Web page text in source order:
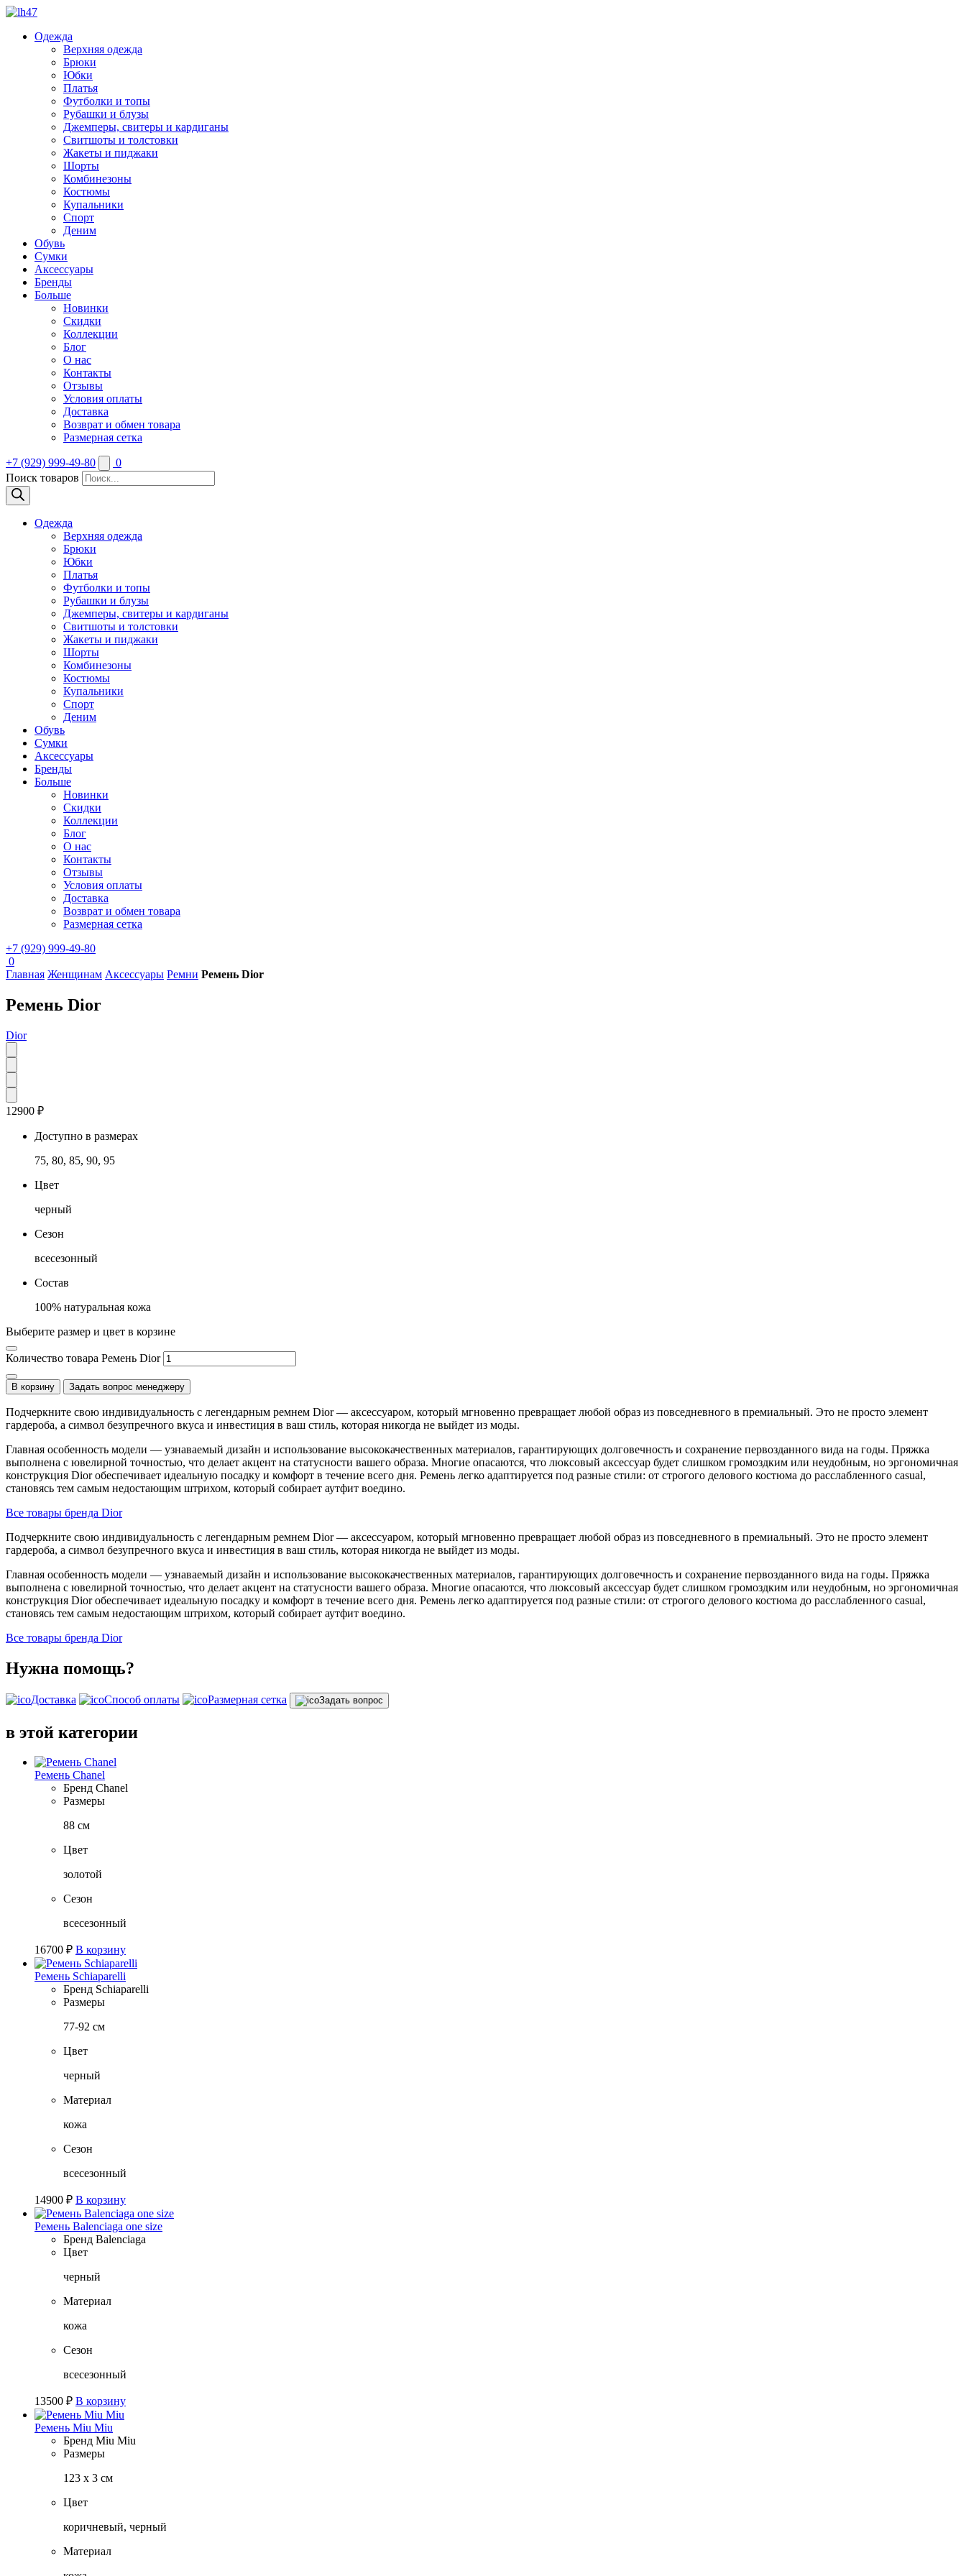
Одежда
Верхняя одежда
Брюки
Юбки
Платья
Футболки и топы
Рубашки и блузы
Джемперы, свитеры и кардиганы
Свитшоты и толстовки
Жакеты и пиджаки
Шорты
Комбинезоны
Костюмы
Купальники
Спорт
Деним
Обувь
Сумки
Аксессуары
Бренды
Больше
Новинки
Скидки
Коллекции
Блог
О нас
Контакты
Отзывы
Условия оплаты
Доставка
Возврат и обмен товара
Размерная сетка
+7 (929) 999-49-80
0
Поиск товаров
Одежда
Верхняя одежда
Брюки
Юбки
Платья
Футболки и топы
Рубашки и блузы
Джемперы, свитеры и кардиганы
Свитшоты и толстовки
Жакеты и пиджаки
Шорты
Комбинезоны
Костюмы
Купальники
Спорт
Деним
Обувь
Сумки
Аксессуары
Бренды
Больше
Новинки
Скидки
Коллекции
Блог
О нас
Контакты
Отзывы
Условия оплаты
Доставка
Возврат и обмен товара
Размерная сетка
+7 (929) 999-49-80
0
Главная Женщинам Аксессуары Ремни Ремень Dior
Ремень Dior
Dior
12900 ₽
Доступно в размерах
75, 80, 85, 90, 95
Цвет
черный
Сезон
всесезонный
Состав
100% натуральная кожа
Выберите размер и цвет в корзине
Количество товара Ремень Dior
В корзину Задать вопрос менеджеру
Подчеркните свою индивидуальность с легендарным ремнем Dior — аксессуаром, который мгновенно превращает любой образ из повседневного в премиальный. Это не просто элемент
гардероба, а символ безупречного вкуса и инвестиция в ваш стиль, которая никогда не выйдет из моды.
Главная особенность модели — узнаваемый дизайн и использование высококачественных материалов, гарантирующих долговечность и сохранение первозданного вида на годы. Пряжка
выполнена с ювелирной точностью, что делает акцент на статусности вашего образа. Многие опасаются, что люксовый аксессуар будет слишком громоздким или неудобным, но эргономичная
конструкция Dior обеспечивает идеальную посадку и комфорт в течение всего дня. Ремень легко адаптируется под разные стили: от строгого делового костюма до расслабленного casual,
становясь тем самым недостающим штрихом, который собирает аутфит воедино.
Все товары бренда Dior
Подчеркните свою индивидуальность с легендарным ремнем Dior — аксессуаром, который мгновенно превращает любой образ из повседневного в премиальный. Это не просто элемент
гардероба, а символ безупречного вкуса и инвестиция в ваш стиль, которая никогда не выйдет из моды.
Главная особенность модели — узнаваемый дизайн и использование высококачественных материалов, гарантирующих долговечность и сохранение первозданного вида на годы. Пряжка
выполнена с ювелирной точностью, что делает акцент на статусности вашего образа. Многие опасаются, что люксовый аксессуар будет слишком громоздким или неудобным, но эргономичная
конструкция Dior обеспечивает идеальную посадку и комфорт в течение всего дня. Ремень легко адаптируется под разные стили: от строгого делового костюма до расслабленного casual,
становясь тем самым недостающим штрихом, который собирает аутфит воедино.
Все товары бренда Dior
Нужна помощь?
Доставка Способ оплаты Размерная сетка Задать вопрос
в этой категории
Ремень Chanel
Бренд Chanel
Размеры
88 см
Цвет
золотой
Сезон
всесезонный
16700 ₽ В корзину
Ремень Schiaparelli
Бренд Schiaparelli
Размеры
77-92 см
Цвет
черный
Материал
кожа
Сезон
всесезонный
14900 ₽ В корзину
Ремень Balenciaga one size
Бренд Balenciaga
Цвет
черный
Материал
кожа
Сезон
всесезонный
13500 ₽ В корзину
Ремень Miu Miu
Бренд Miu Miu
Размеры
123 х 3 см
Цвет
коричневый, черный
Материал